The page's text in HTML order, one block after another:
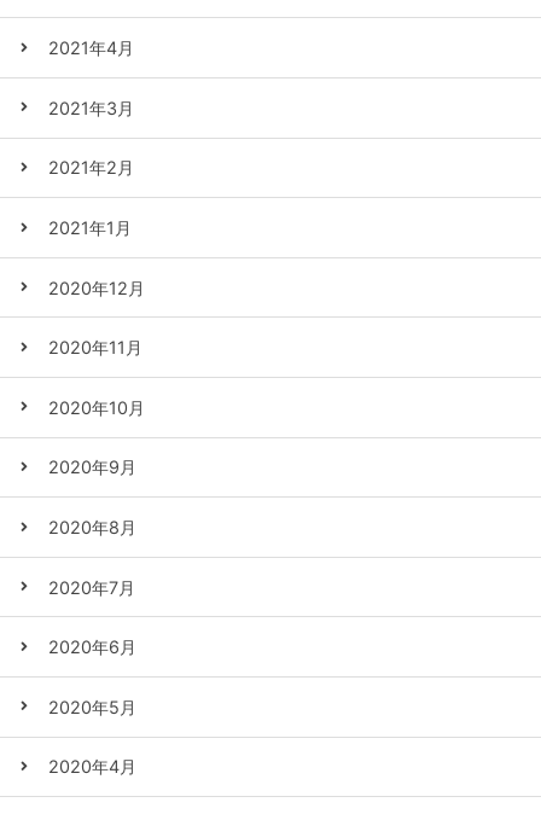
2021年4月
2021年3月
2021年2月
2021年1月
2020年12月
2020年11月
2020年10月
2020年9月
2020年8月
2020年7月
2020年6月
2020年5月
2020年4月